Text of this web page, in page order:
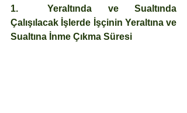
1.	Yeraltında ve Sualtında
Çalışılacak İşlerde İşçinin Yeraltına ve
Sualtına İnme Çıkma Süresi